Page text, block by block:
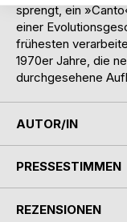
sprengt, ein
einer
frühesten
1970er Jahre, die
durchgesehene
AUTOR/IN
PRESSESTIMMEN
REZENSIONEN